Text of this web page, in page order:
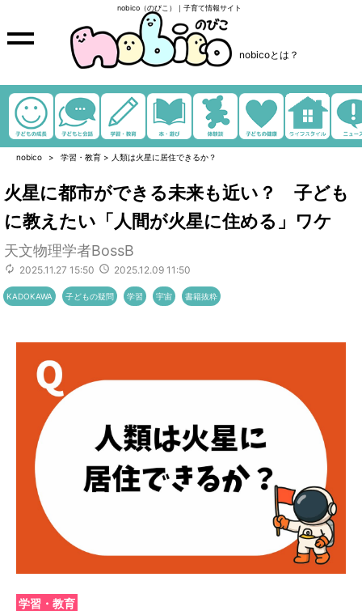
nobico（のびこ）｜子育て情報サイト
nobicoとは？
nobico 学習・教育 > 人類は火星に居住できるか？
火星に都市ができる未来も近い？ 子ども
に教えたい「人間が火星に住める」ワケ
天文物理学者BossB
2025.11.27 15:50 2025.12.09 11:50
KADOKAWA 子どもの疑問 学習 宇宙 書籍抜粋
学習・教育